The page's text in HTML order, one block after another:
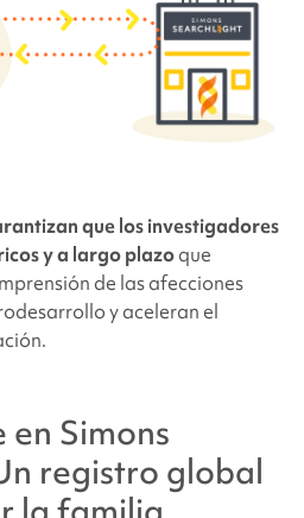
que los investigadores
y a largo plazoque
de las afecciones
y aceleran el
en Simons
registro global